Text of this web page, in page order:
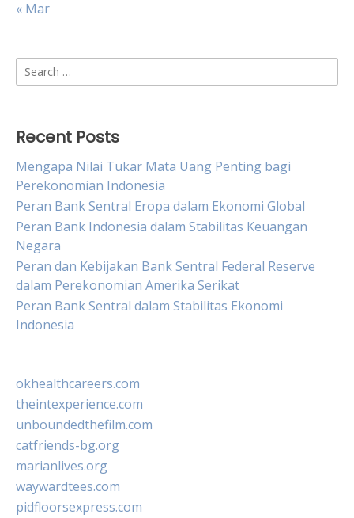
« Mar
Search
for:
Recent Posts
Mengapa Nilai Tukar Mata Uang Penting bagi
Perekonomian Indonesia
Peran Bank Sentral Eropa dalam Ekonomi Global
Peran Bank Indonesia dalam Stabilitas Keuangan
Negara
Peran dan Kebijakan Bank Sentral Federal Reserve
dalam Perekonomian Amerika Serikat
Peran Bank Sentral dalam Stabilitas Ekonomi
Indonesia
okhealthcareers.com
theintexperience.com
unboundedthefilm.com
catfriends-bg.org
marianlives.org
waywardtees.com
pidfloorsexpress.com